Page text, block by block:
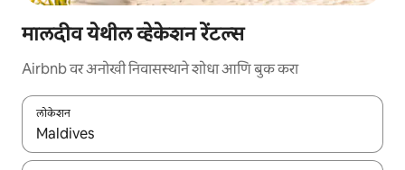
मालदीव येथील व्हेकेशन रेंटल्स
Airbnb वर अनोखी निवासस्थाने शोधा आणि बुक करा
लोकेशन
जेव्हा परिणाम उपलब्ध असतील, तेव्हा वरच्या आणि खाली बाणांच्या किजसह